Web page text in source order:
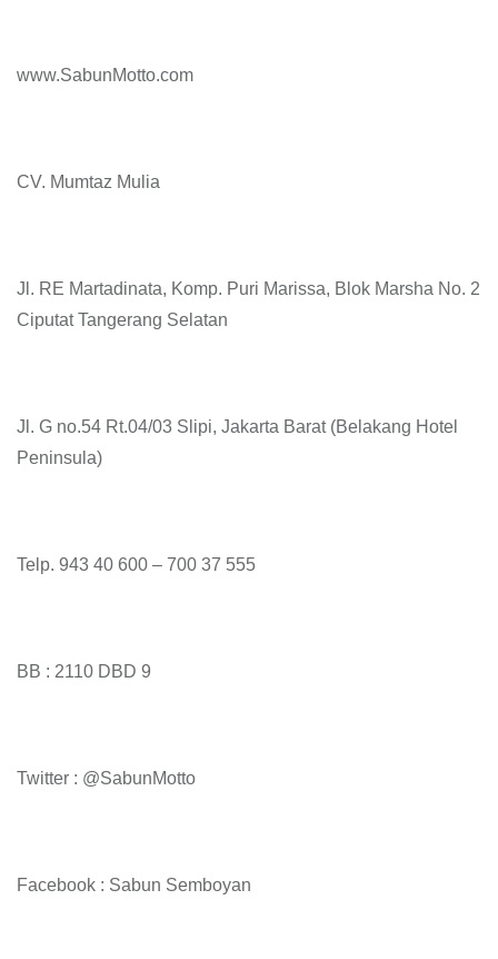
www.SabunMotto.com
CV. Mumtaz Mulia
Jl. RE Martadinata, Komp. Puri Marissa, Blok Marsha No. 2
Ciputat Tangerang Selatan
Jl. G no.54 Rt.04/03 Slipi, Jakarta Barat (Belakang Hotel
Peninsula)
Telp. 943 40 600 – 700 37 555
BB : 2110 DBD 9
Twitter : @SabunMotto
Facebook : Sabun Semboyan